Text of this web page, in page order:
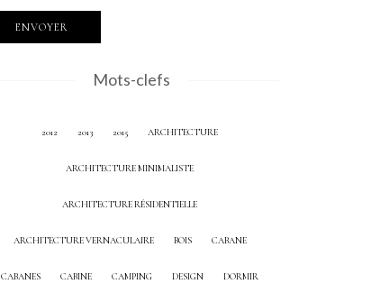
Mots-clefs
2012 2013 2015 ARCHITECTURE
ARCHITECTURE MINIMALISTE
ARCHITECTURE RÉSIDENTIELLE
ARCHITECTURE VERNACULAIRE BOIS CABANE
CABANES CABINE CAMPING DESIGN DORMIR